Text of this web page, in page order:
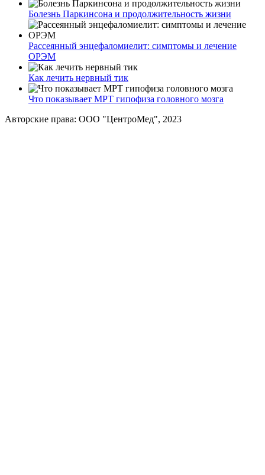
Болезнь Паркинсона и продолжительность жизни
Рассеянный энцефаломиелит: симптомы и лечение
ОРЭМ
Как лечить нервный тик
Что показывает МРТ гипофиза головного мозга
Авторские права: ООО "ЦентроМед", 2023